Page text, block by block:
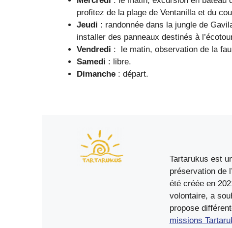
profitez de la plage de Ventanilla et du
Jeudi : randonnée dans la jungle de
installer des panneaux destinés à
Vendredi : le matin, observation de la
Samedi : libre.
Dimanche : départ.
Tartarukus est
préservation de
été créée en
volontaire, a
propose
missions